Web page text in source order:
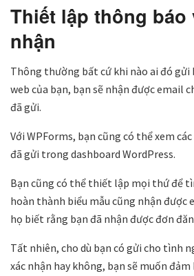
Thiết lập thông báo
nhận
Thông thường bất cứ khi nào ai đó
web của bạn, bạn sẽ nhận được email
đã gửi.
Với WPForms, bạn cũng có thể xem
đã gửi trong dashboard WordPress.
Bạn cũng có thể thiết lập mọi thứ để
hoàn thành biểu mẫu cũng nhận được
họ biết rằng bạn đã nhận được đơn
Tất nhiên, cho dù bạn có gửi cho tình
xác nhận hay không, bạn sẽ muốn